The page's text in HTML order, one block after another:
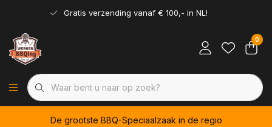
Gratis verzending vanaf € 100,- in NL!
0
De grootste BBQ-Speciaalzaak in de regio